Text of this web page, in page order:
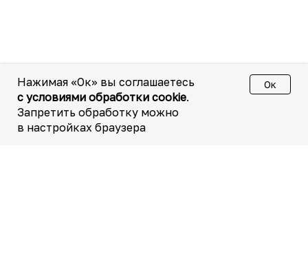
Нажимая «Ок» вы соглашаетесь
с условиями обработки cookie.
Запретить обработку можно
в настройках браузера
Ок